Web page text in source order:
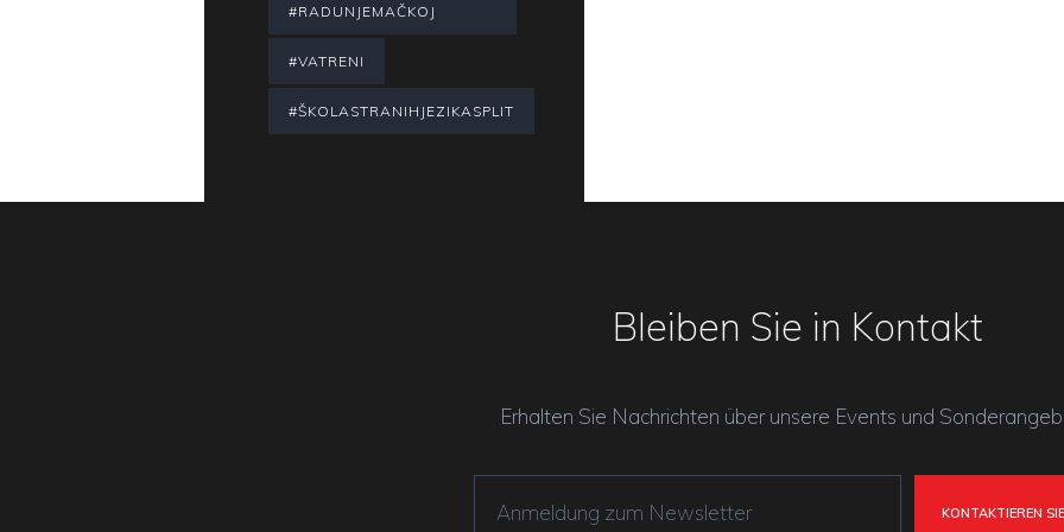
#RADUNJEMAČKOJ
#VATRENI
#ŠKOLASTRANIHJEZIKASPLIT
Bleiben Sie in Kontakt
Erhalten Sie Nachrichten über unsere Events und